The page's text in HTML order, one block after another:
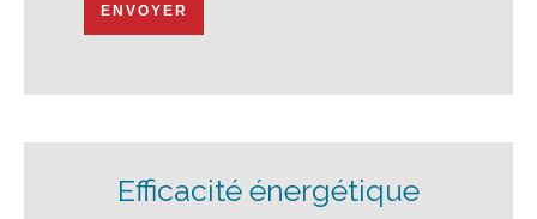
ENVOYER
Efficacité énergétique